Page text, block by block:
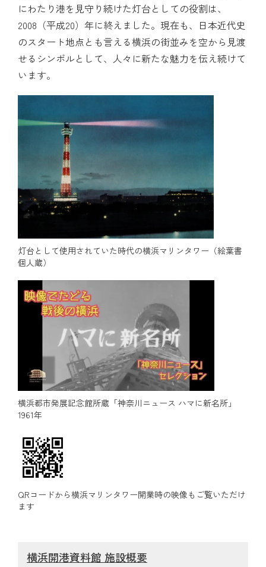
にわたり港を見守り続けた灯台としての役割は、
2008（平成20）年に終えました。現在も、日本近代史
のスタート地点とも言える横浜の街並みを空から見渡
せるシンボルとして、人々に新たな魅力を伝え続けて
います。
灯台として使用されていた時代の横浜マリンタワー（絵葉書
個人蔵）
横浜都市発展記念館所蔵「神奈川ニュース ハマに新名所」
1961年
QRコードから横浜マリンタワー開業時の映像もご覧いただけ
ます
横浜開港資料館 施設概要